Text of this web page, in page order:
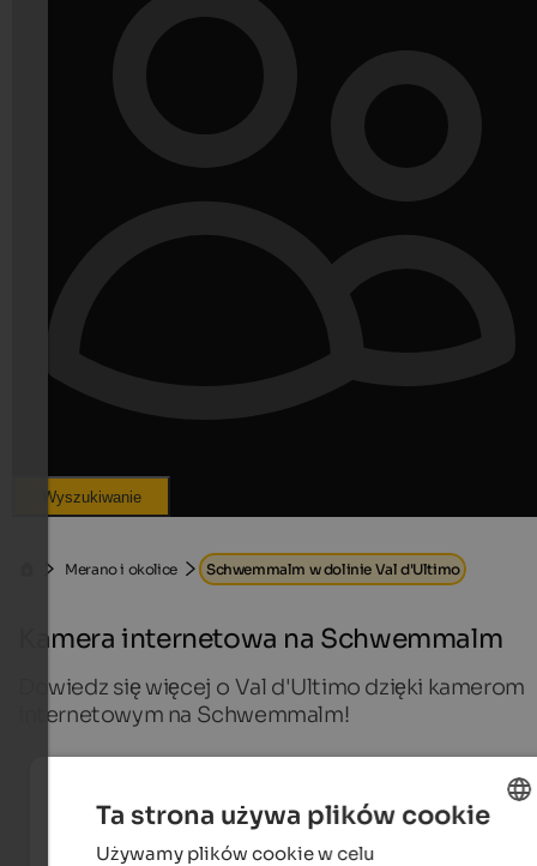
Wyszukiwanie
Merano i okolice Schwemmalm w dolinie Val d'Ultimo
Kamera internetowa na Schwemmalm
Dowiedz się więcej o Val d'Ultimo dzięki kamerom
internetowym na Schwemmalm!
Kamery internetowe na żywo
Ta strona używa plików cookie
Używamy plików cookie w celu